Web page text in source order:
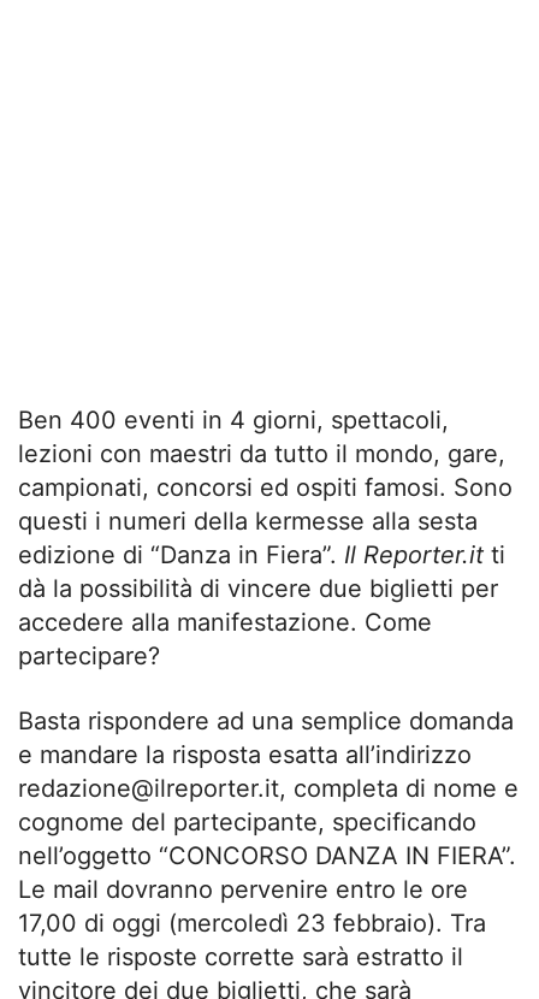
Ben 400 eventi in 4 giorni, spettacoli,
lezioni con maestri da tutto il mondo, gare,
campionati, concorsi ed ospiti famosi. Sono
questi i numeri della kermesse alla sesta
edizione di “Danza in Fiera”. Il Reporter.it ti
dà la possibilità di vincere due biglietti per
accedere alla manifestazione. Come
partecipare?
Basta rispondere ad una semplice domanda
e mandare la risposta esatta all’indirizzo
redazione@ilreporter.it, completa di nome e
cognome del partecipante, specificando
nell’oggetto “CONCORSO DANZA IN FIERA”.
Le mail dovranno pervenire entro le ore
17,00 di oggi (mercoledì 23 febbraio). Tra
tutte le risposte corrette sarà estratto il
vincitore dei due biglietti, che sarà